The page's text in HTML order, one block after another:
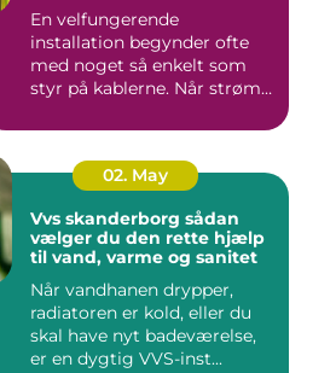
En velfungerende
installation begynder ofte
med noget så enkelt som
styr på kablerne. Når strøm-,
02. May
Vvs skanderborg sådan
vælger du den rette hjælp
til vand, varme og sanitet
Når vandhanen drypper,
radiatoren er kold, eller du
skal have nyt badeværelse,
er en dygtig VVS-inst...